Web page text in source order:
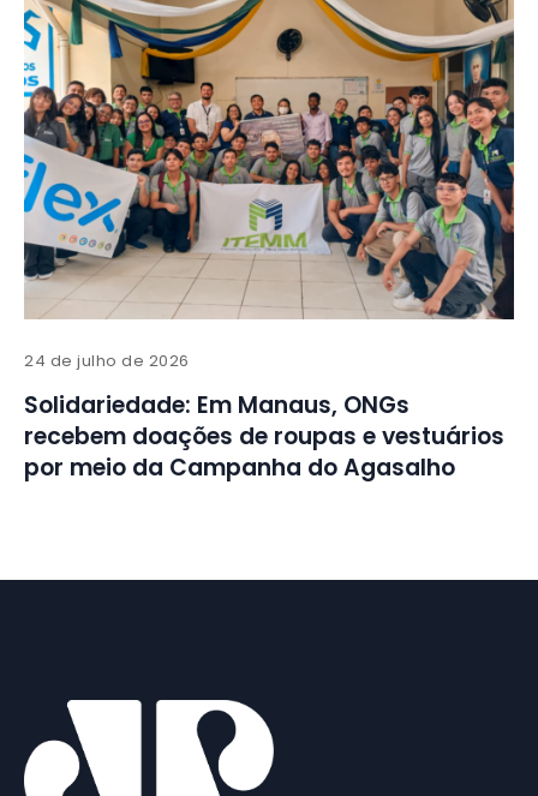
24 de julho de 2026
Solidariedade: Em Manaus, ONGs
recebem doações de roupas e vestuários
por meio da Campanha do Agasalho